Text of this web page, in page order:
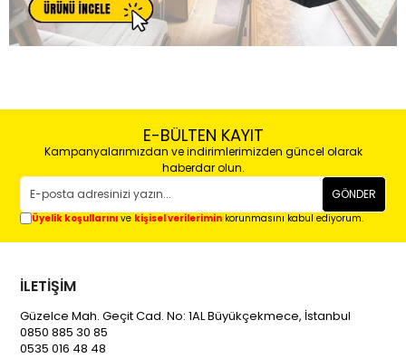
E-BÜLTEN KAYIT
Kampanyalarımızdan ve indirimlerimizden güncel olarak
haberdar olun.
GÖNDER
Üyelik koşullarını ve kişisel verilerimin korunmasını kabul ediyorum.
İLETİŞİM
Güzelce Mah. Geçit Cad. No: 1AL Büyükçekmece, İstanbul
0850 885 30 85
0535 016 48 48